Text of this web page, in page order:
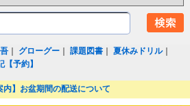
グローグー ｜課題図書 ｜夏休みドリル｜
【予約】
内】お盆期間の配送について